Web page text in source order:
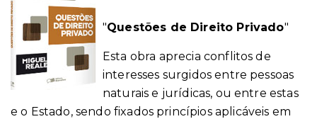
"Questões de Direito Privado"
Esta obra aprecia conflitos de
interesses surgidos entre pessoas
naturais e jurídicas, ou entre estas
e o Estado, sendo fixados princípios aplicáveis em